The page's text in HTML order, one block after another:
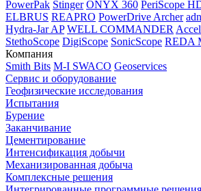
PowerPak Stinger ONYX 360 PeriScope
ELBRUS REAPRO PowerDrive Archer
Hydra-Jar AP WELL COMMANDER
StethoScope DigiScope SonicScope REDA
Компания
Smith Bits M-I SWACO Geoservices
Сервис и оборудование
Геофизические исследования
Испытания
Бурение
Заканчивание
Цементирование
Интенсификация добычи
Механизированная добыча
Комплексные решения